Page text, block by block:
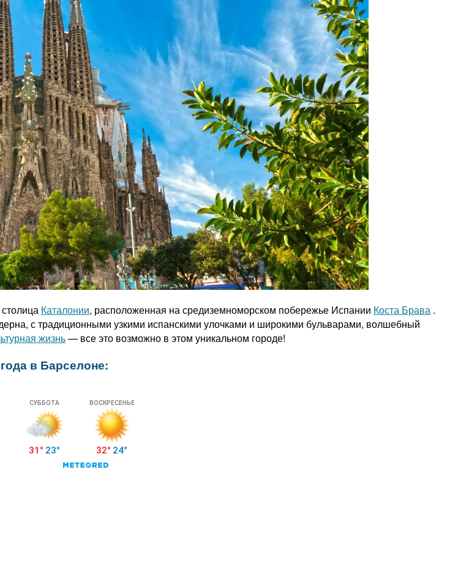
столица Каталонии, расположенная на средиземноморском побережье Испании Коста Брава .
с традиционными узкими испанскими улочками и широкими бульварами, волшебный
жизнь— все это возможно в этом уникальном городе!
в Барселоне: